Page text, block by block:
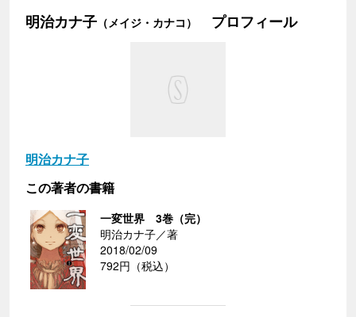
明治カナ子 （メイジ・カナコ） プロフィール
明治カナ子
この著者の書籍
一変世界 3巻（完）
明治カナ子／著
2018/02/09
792円（税込）